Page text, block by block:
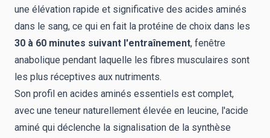
une élévation rapide et significative des acides aminés
dans le sang, ce qui en fait la protéine de choix dans les
30 à 60 minutes suivant l'entraînement, fenêtre
anabolique pendant laquelle les fibres musculaires sont
les plus réceptives aux nutriments.
Son profil en acides aminés essentiels est complet,
avec une teneur naturellement élevée en leucine, l'acide
aminé qui déclenche la signalisation de la synthèse